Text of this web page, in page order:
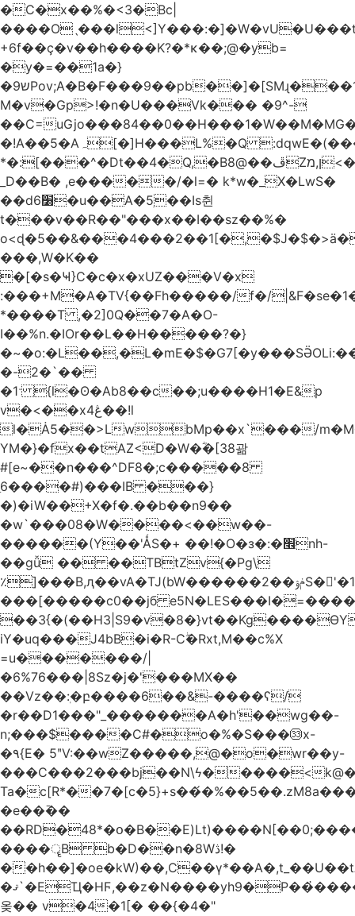
�C�x��%�<3�Bc|
+6f��ç�v��h����K?�*κ��;@�yb=
�y�=��1a�}
�ש9Pov;A�B�F���9��pb��]�[SMɻ���1v-
M�v�Gp>!�n�U���Vk��� �9^-
��C=
�!A��5�Aہ[�]H���L%�Q :dqwE�(���q��X�.bc�1d��\��#X�4��W�� Ldg
*�:[���^�Dt��4�Q,�B8@��ڦZן,מ<�oJ���ލ:�#���YLmh�Y?
_D��B� ,e�����/�l=� k*w�_X�LwS�
��d6׸�u��A�5ׅ��Is췬
t���v��R��"���x��I��sz��%�
���,W�K��
�[�s�Ҹ}C�c�x�xUZ���V�x
:���+M�A�TV{��Fh�����/f�/|&F�
*����T ,�2]0Q��7�A�O-
I��%n.�IOr��L��H�����?�}
�-2�`��
�1ˑ {l�ʘ�Ab8��c��;u����H1�E&p
v�<��xڠ4��!l
l�Ȧ5��>LwbMp��x`���/
YM�}�fx��tAZ<D�W�ؓ�[38괆
#[e~��n���^DF8�;c�����8
ַ6����#)���IB ���}
�)�iW��+X�f�.��b��n9��
�w`���08�W����<��w��-
������(Y��'ǺS�+ ��!�O�з�:�׮nh-
��gǚ �� ��TBtZv{�Pg\
٪]���B,ԯ��vA�TJ(bW������ݥۉ��2S�'�1�^c�Rs��l�0���צ�
���[�����c0��jб
iY�uq���J4bB�i�R-Cۖ�Rxt,M��c%X
=u�������/|
�6%76���|8Sz�j�'���MX��
��Vz��ٖ:�բ����6��&-����ʕ/
�r��D1���"_�������A�h'��wg��-
n;���$����C#�o�%�S���㉝x-
�٩{E� 5ʺV:��wZ�����,@�o�wr��y-
���C���2���bj��N\ϟ�����<
Ta�c[R*�
�e��߫��
����ॄB b�D��n�8Wڎ!�
��h��]�oe�kW)��,C��γ*��A�,t_��U��tב� _�C�Mh����ۥ�l5�Ğ#/
�ޤ`�EҴ�HϜ,��z�N����yh9�Р��҆����w`ۆ��]V�r
옺�� v�4�1[� ��{�4�"